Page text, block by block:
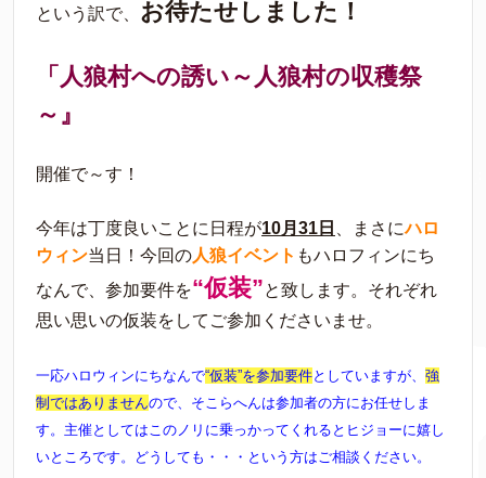
という訳で、 お待たせしました！
「人狼村への誘い～人狼村の収穫祭
～』
開催で～す！
今年は丁度良いことに日程が10月31日 、まさにハロ
ウィン当日！今回の人狼イベント もハロフィンにち
なんで、参加要件を“仮装”と致します。それぞれ
思い思いの仮装をしてご参加くださいませ。
一応ハロウィンにちなんで“仮装”を参加要件としていますが、 強
制ではありませんので、そこらへんは参加者の方にお任せしま
す。主催としてはこのノリに乗っかってくれるとヒジョーに嬉し
いところです。どうしても・・・という方はご相談ください。